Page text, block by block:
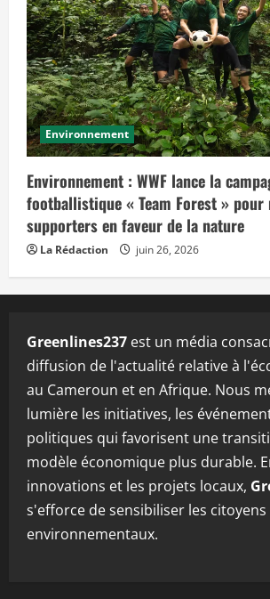
Environnement
Environnement : WWF lance la
footballistique « Team Forest »
supporters en faveur de la nature
La Rédaction juin 26, 2026
Greenlines237 est un média
diffusion de l'actualité relative à
au Cameroun et en Afrique. Nous
lumière les initiatives, les
politiques qui favorisent une
modèle économique plus durable.
innovations et les projets locaux,
s'efforce de sensibiliser les
environnementaux.